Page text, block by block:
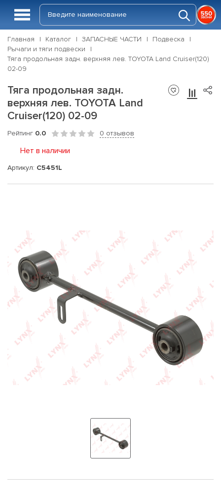
Главная Каталог ЗАПАСНЫЕ ЧАСТИ
Подвеска
Рычаги и тяги подвески
Тяга продольная задн. верхняя лев. TOYOTA Land Cruiser(120)
02-09
Тяга продольная задн.
верхняя лев. TOYOTA Land
Cruiser(120) 02-09
Рейтинг 0.0 0 отзывов
Нет в наличии
Артикул: C5451L